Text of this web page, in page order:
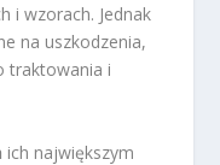
i wzorach. Jednak
na uszkodzenia,
traktowania i
ich największym